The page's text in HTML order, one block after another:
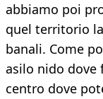
abbiamo poi
quel territorio
banali. Come
asilo nido dove
centro dove